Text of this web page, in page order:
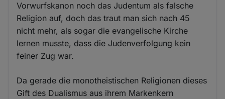
Vorwurfskanon noch das Judentum als falsche
Religion auf, doch das traut man sich nach 45
nicht mehr, als sogar die evangelische Kirche
lernen musste, dass die Judenverfolgung kein
feiner Zug war.
Da gerade die monotheistischen Religionen dieses
Gift des Dualismus aus ihrem Markenkern